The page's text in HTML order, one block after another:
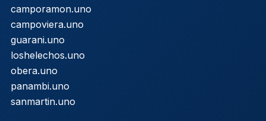
camporamon.uno
campoviera.uno
guarani.uno
loshelechos.uno
obera.uno
panambi.uno
sanmartin.uno